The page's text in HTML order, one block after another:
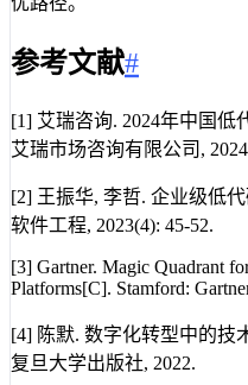
参考文献#
[1] 艾瑞咨询. 2024年中国低
艾瑞市场咨询有限公司,
[2] 王振华, 李哲. 企业级低
软件工程, 2023(4): 45-52.
[3] Gartner. Magic Quadrant
Platforms[C]. Stamford:
[4] 陈默. 数字化转型中的技
复旦大学出版社, 2022.